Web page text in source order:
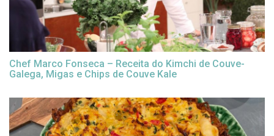
Chef Marco Fonseca – Receita do Kimchi de Couve-
Galega, Migas e Chips de Couve Kale